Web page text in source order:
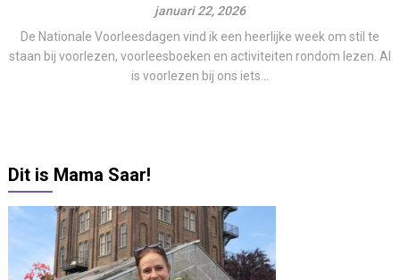
januari 22, 2026
De Nationale Voorleesdagen vind ik een heerlijke week om stil te
staan bij voorlezen, voorleesboeken en activiteiten rondom lezen. Al
is voorlezen bij ons iets...
Dit is Mama Saar!